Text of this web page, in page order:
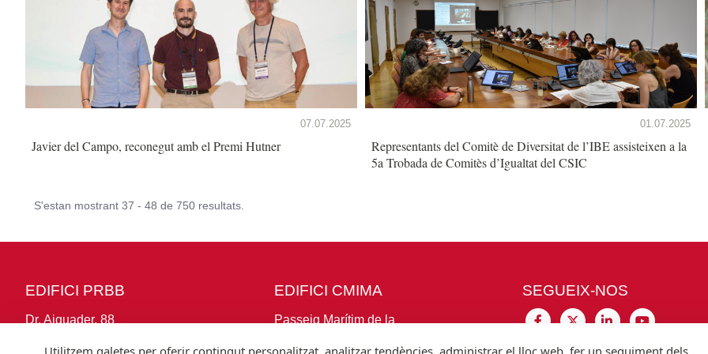
07.07.2025
Javier del Campo, reconegut amb el Premi Hutner
01.07.2025
Representants del Comitè de Diversitat de l’IBE assisteixen a la
5a Trobada de Comitès d’Igualtat del CSIC
S'estan mostrant 37 - 48 de 750 resultats.
EDIFICI PRBB
Dr. Aiguader, 88
EDIFICI CMIMA
Passeig Marítim de la
SEGUEIX-NOS
Utilitzem galetes per oferir contingut personalitzat, analitzar tendències, administrar el lloc web, fer un seguiment dels